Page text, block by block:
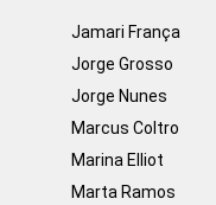
Jamari França
Jorge Grosso
Jorge Nunes
Marcus Coltro
Marina Elliot
Marta Ramos